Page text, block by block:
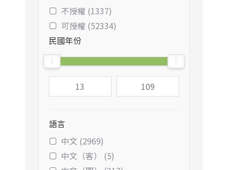
不授權 (1337)
可授權 (52334)
民國年份
語言
中文 (2969)
中文（客） (5)